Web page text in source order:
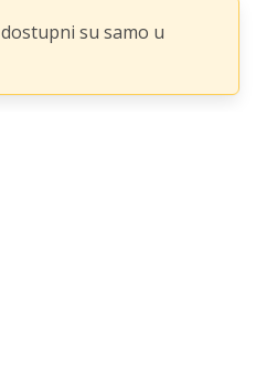
su samo u